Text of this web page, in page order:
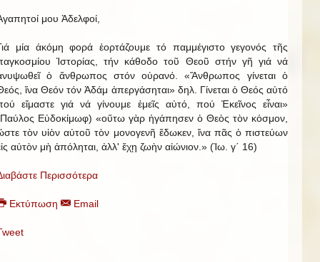
μου Ἀδελφοί,
μία ἀκόμη φορά ἑορτάζουμε τό παμμέγιστο γεγονός τῆς
Ἱστορίας, τήν κάθοδο τοῦ Θεοῦ στήν γῆ γιά νά
ὁ ἄνθρωπος στόν οὐρανό. «Ἄνθρωπος γίνεται ὁ
ἵνα Θεόν τόν Ἀδάμ ἀπεργάσηται» δηλ. Γίνεται ὁ Θεός αὐτό
εἴμαστε γιά νά γίνουμε ἐμεῖς αὐτό, πού Ἐκεῖνος εἶναι»
Εὐδοκίμωφ) «οὕτω γὰρ ἠγάπησεν ὁ Θεὸς τὸν κόσμον,
τὸν υἱὸν αὐτοῦ τὸν μονογενῆ ἔδωκεν, ἵνα πᾶς ὁ πιστεύων
αὐτὸν μὴ ἀπόληται, ἀλλ' ἔχῃ ζωὴν αἰώνιον.» (Ἰω. γ΄ 16)
Περισσότερα
Εκτύπωση Email